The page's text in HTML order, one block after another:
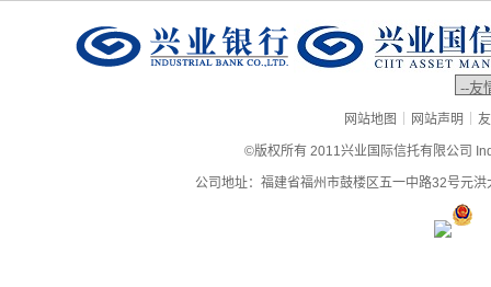
网站地图 | 网站声明 |
©版权所有 2011兴业国际信托有限公司
公司地址：福建省福州市鼓楼区五一中路32号元